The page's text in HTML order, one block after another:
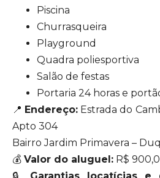
Piscina
Churrasqueira
Playground
Quadra poliesportiva
Salão de festas
Portaria 24 horas e
📍 Endereço: Estrada do
Apto 304
Bairro Jardim Primavera –
💰 Valor do aluguel: R$